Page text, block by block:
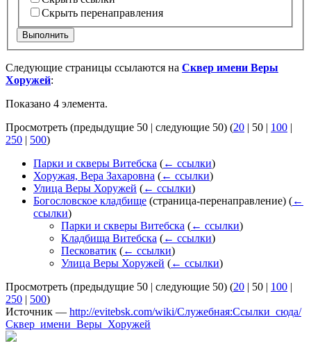
Скрыть перенаправления
Выполнить
Следующие страницы ссылаются на Сквер имени Веры
Хоружей:
Показано 4 элемента.
Просмотреть (предыдущие 50 | следующие 50) (20 | 50 | 100 |
250 | 500)
Парки и скверы Витебска (← ссылки)
Хоружая, Вера Захаровна (← ссылки)
Улица Веры Хоружей (← ссылки)
Богословское кладбище (страница-перенаправление) (←
ссылки)
Парки и скверы Витебска (← ссылки)
Кладбища Витебска (← ссылки)
Песковатик (← ссылки)
Улица Веры Хоружей (← ссылки)
Просмотреть (предыдущие 50 | следующие 50) (20 | 50 | 100 |
250 | 500)
Источник — http://evitebsk.com/wiki/Служебная:Ссылки_сюда/
Сквер_имени_Веры_Хоружей